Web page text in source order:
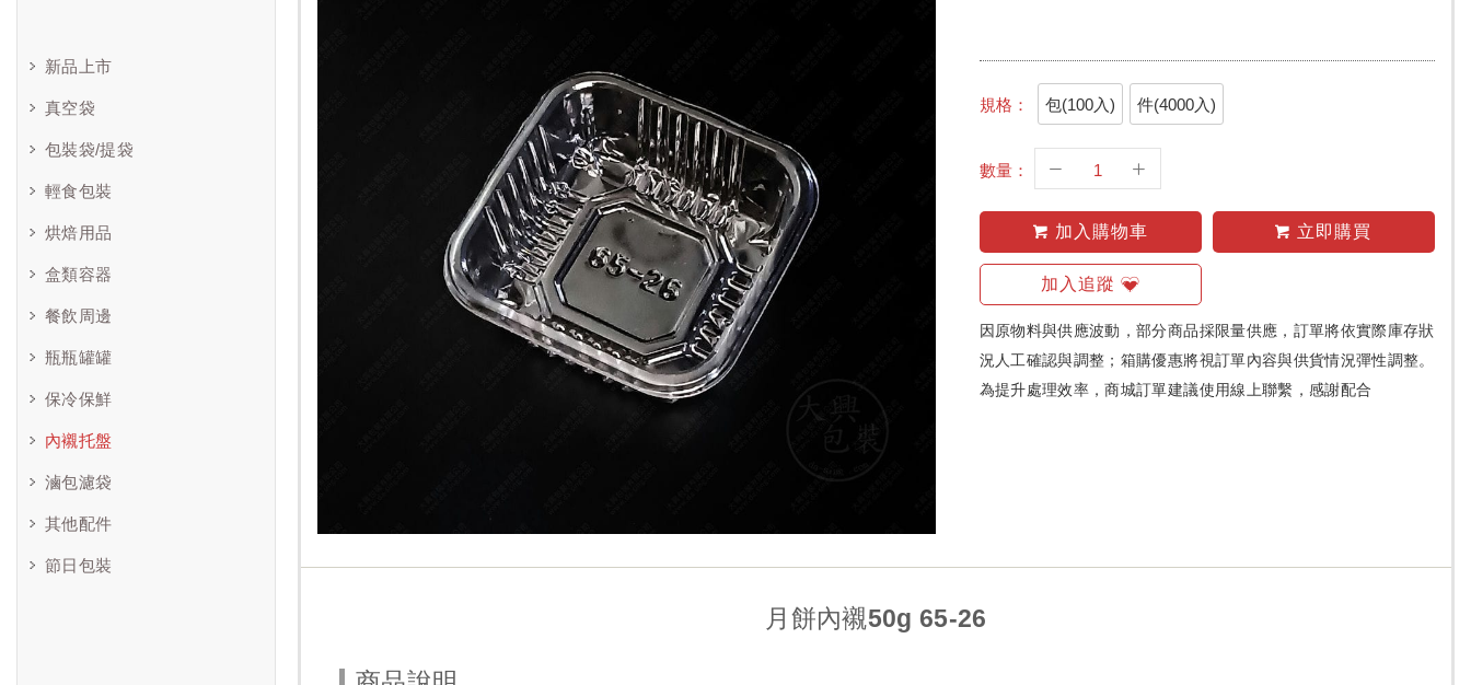
新品上市
真空袋
包裝袋/提袋
輕食包裝
烘焙用品
盒類容器
餐飲周邊
瓶瓶罐罐
保冷保鮮
內襯托盤
滷包濾袋
其他配件
節日包裝
規格： 包(100入) 件(4000入)
數量：
加入購物車 立即購買
加入追蹤
因原物料與供應波動，部分商品採限量供應，訂單將依實際庫存狀
況人工確認與調整；箱購優惠將視訂單內容與供貨情況彈性調整。
為提升處理效率，商城訂單建議使用線上聯繫，感謝配合
月餅內襯50g 65-26